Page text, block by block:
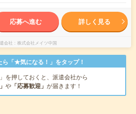
応募へ進む 詳しく見る
会社 株式会社メイツ中国
ら「★気になる！」をタップ！
を押しておくと、派遣会社から
や 「応募歓迎」 が届きます！